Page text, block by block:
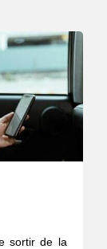
sortir de la